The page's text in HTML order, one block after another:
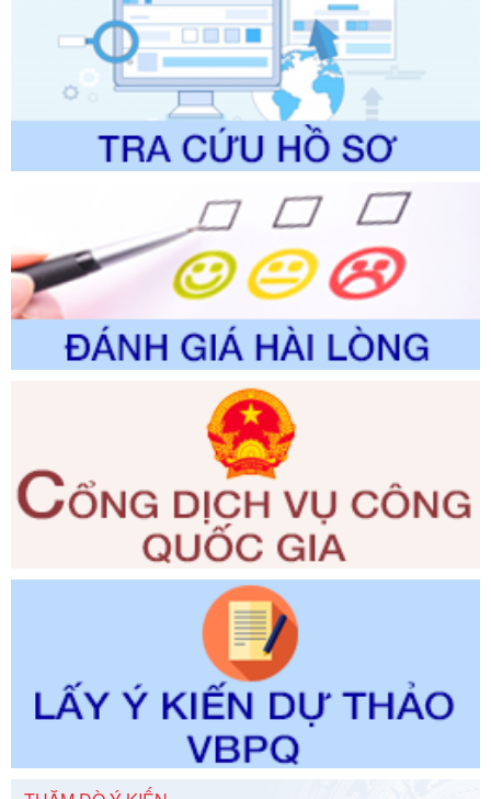
Số kí hiệu:2304/QĐ-UBND
Tên: Quyết định công bố Danh mục thủ tục hành chính
được sửa đổi, bổ sung và phê duyệt Quy trình nội bộ, quy
trình điện tử giải quyết thủ tục hành chính trong lĩnh vực Du
lịch thuộc phạm vi chức năng quản lý của Sở Văn hóa, Thể
thao và Du lịch
Ngày ban hành: 01/06/2026
Tên: Về việc công bố Danh mục thủ tục hành chính sửa
đổi, bổ sung và phê duyệt Quy trình nội bộ, quy trình điện tử
trong giải quyết thủtục hành chính lĩnh vực biến đổi khí hậu
thuộc phạm vi giải quyết của Sở Nông nghiệp và Môi
trường
Ngày ban hành: 01/06/2026
Số kí hiệu:2300/QĐ-UBND
Tên: V/v công bố danh mục thủ tục hành chính được sửa
đổi, bổ sung và phê duyệt quy trình nội bộ, quy trình điện tử
giải quyết thủ tục hành chính trong lĩnh vực Luật sư thuộc
phạm vi chức năng quản lý của Sở Tư pháp
Ngày ban hành: 01/06/2026
Số kí hiệu:351/2025/NĐ-CP
Tên: Nghị định số 351/2025/NĐ-CP của Chính phủ: Quy
định chuẩn nghèo đa chiều quốc gia giai đoạn 2026 - 2030
Ngày ban hành: 29/12/2026
3014/QĐ-UBND
Tên: Quyết định về việc công bố danh mục thủ tục hành
chính ban hành mới, sửa đổi bổ sung trong lĩnh vực hỗ trợ
đầu tư, lĩnh vực đấu thầu lựa chọn nhà thầu thuộc thẩm
quyền giải quyết của Sở Tài chính và Ban Quản lý Khu kinh
tế Đông Nam Nghệ An
Ngày ban hành: 23/09/2026
292/2026/NĐ-CP